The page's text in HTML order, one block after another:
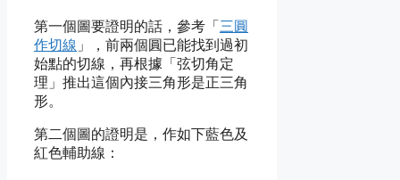
第一個圖要證明的話，參考「 三圓
作切線 」，前兩個圓已能找到過初
始點的切線，再根據「弦切角定
理」推出這個內接三角形是正三角
形。
第二個圖的證明是，作如下藍色及
紅色輔助線：